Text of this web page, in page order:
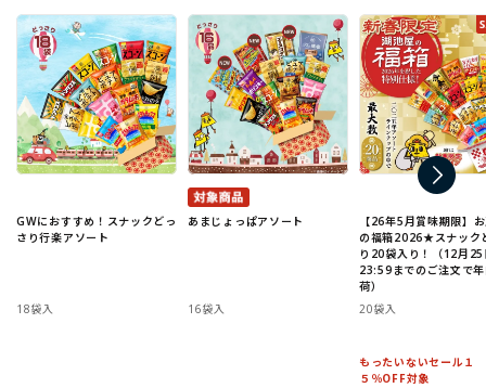
GWにおすすめ！スナックどっ
さり行楽アソート
18袋入
あまじょっぱアソート
16袋入
【26年5月賞味期限】
の福箱2026★スナック
り20袋入り！（12月25
23:59までのご注文で
荷）
20袋入
もったいないセール１
５％OFF対象